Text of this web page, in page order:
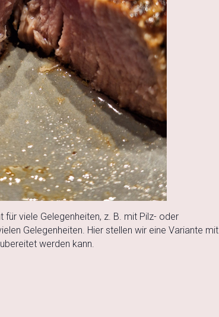
viele Gelegenheiten, z. B. mit Pilz- oder
Gelegenheiten. Hier stellen wir eine Variante mit
werden kann.